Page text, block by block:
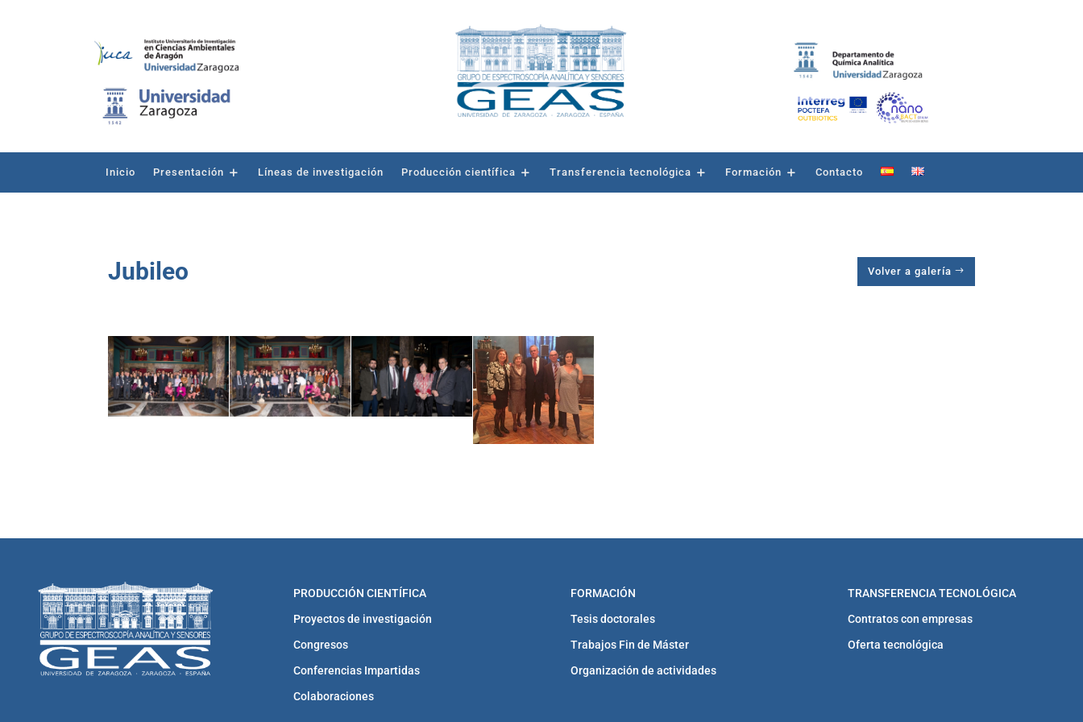
Inicio Presentación Líneas de investigación Producción científica Transferencia tecnológica Formación Contacto
Jubileo Volver a galería
PRODUCCIÓN CIENTÍFICA
Proyectos de investigación
Congresos
Conferencias Impartidas
Colaboraciones
FORMACIÓN
Tesis doctorales
Trabajos Fin de Máster
Organización de actividades
TRANSFERENCIA TECNOLÓGICA
Contratos con empresas
Oferta tecnológica